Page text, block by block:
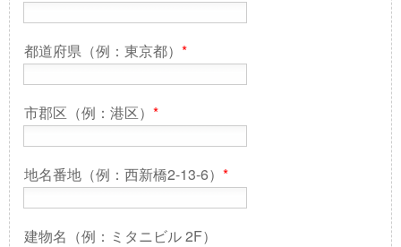
都道府県（例：東京都） *
市郡区（例：港区） *
地名番地（例：西新橋2-13-6） *
建物名（例：ミタニビル 2F）